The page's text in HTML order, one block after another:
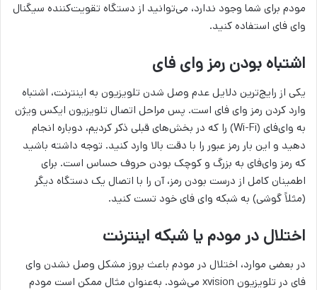
مودم برای شما وجود ندارد، می‌توانید از دستگاه تقویت‌کننده سیگنال
وای فای استفاده کنید.
اشتباه بودن رمز وای فای
یکی از رایج‌ترین دلایل عدم وصل شدن تلویزیون به اینترنت، اشتباه
وارد کردن رمز وای فای است. پس مراحل اتصال تلویزیون ایکس ویژن
به وای‌فای (Wi-Fi) را که در بخش‌های قبلی ذکر کردیم، دوباره انجام
دهید و این بار رمز عبور را با دقت بالا وارد کنید. توجه داشته باشید
که رمز وای‌فای به بزرگ و کوچک بودن حروف حساس است. برای
اطمینان کامل از درست بودن رمز، آن را با اتصال یک دستگاه دیگر
(مثلاً گوشی) به شبکه وای فای خود تست کنید.
اختلال در مودم یا شبکه اینترنت
در بعضی موارد، اختلال در مودم باعث بروز مشکل وصل نشدن وای
فای در تلویزیون xvision می‌شود. به‌عنوان مثال ممکن است مودم